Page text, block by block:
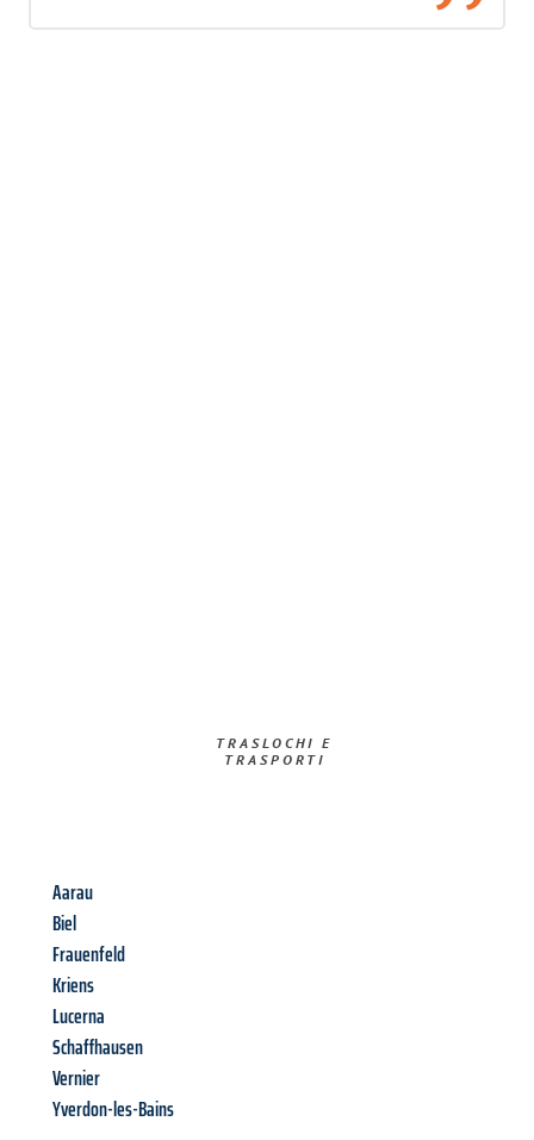
TRASLOCHI E
TRASPORTI​
Aarau
Biel
Frauenfeld
Kriens
Lucerna
Schaffhausen
Vernier
Yverdon-les-Bains